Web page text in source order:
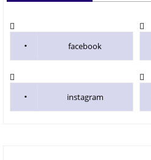
facebook
instagram